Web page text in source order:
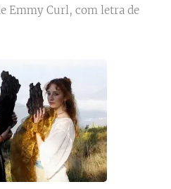
Emmy Curl, com letra de